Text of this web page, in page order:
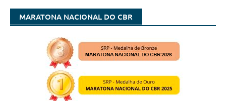
MARATONA NACIONAL DO CBR